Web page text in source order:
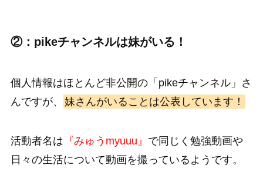
②：pikeチャンネルは妹がいる！
個人情報はほとんど非公開の「pikeチャンネル」さ
んですが、
妹さんがいることは公表しています！
活動者名は 『みゅうmyuuu』 で同じく勉強動画や
日々の生活について動画を撮っているようです。